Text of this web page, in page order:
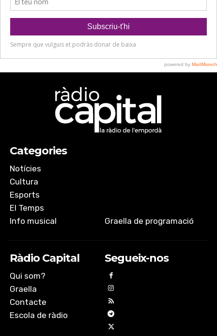
Categories
Notícies
Cultura
Esports
El Temps
Info musical
Graella de programació
Ràdio Capital
Qui som?
Graella
Contacte
Escola de ràdio
Segueix-nos